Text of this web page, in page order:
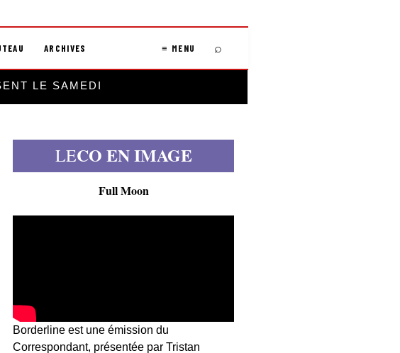
ARCHIVES ≡ MENU ⌕
LE SAMEDI
LECO EN IMAGE
Full Moon
Borderline est une émission du
Correspondant, présentée par Tristan